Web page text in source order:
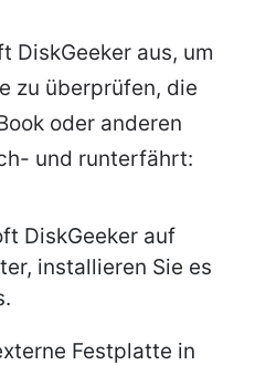
DiskGeeker aus, um
zu überprüfen, die
oder anderen
und runterfährt:
DiskGeeker auf
installieren Sie es
Festplatte in